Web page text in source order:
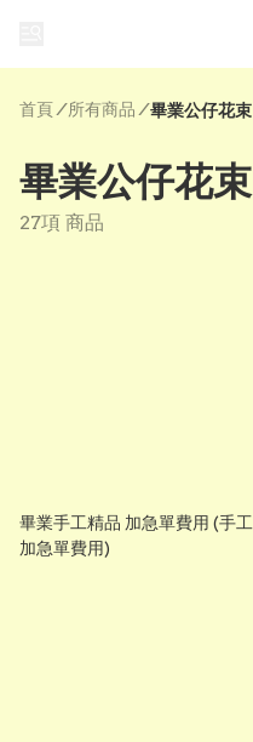
首頁/ 所有商品 /畢業公仔花束
畢業公仔花束
27項 商品
畢業手工精品 加急單費用 (手工
加急單費用)